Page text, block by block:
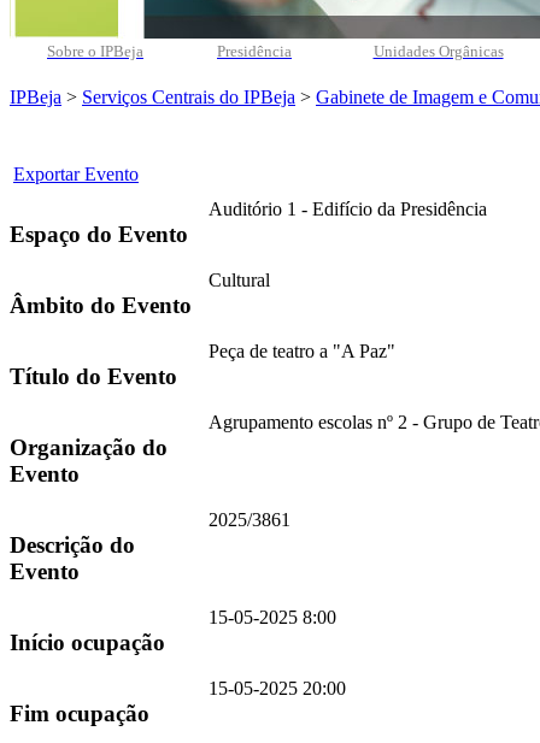
Sobre o IPBeja Presidência Unidades Orgânicas
IPBeja > Serviços Centrais do IPBeja > Gabinete de Imagem e
Exportar Evento
Espaço do Evento
Auditório 1 - Edifício da Presidência
Âmbito do Evento
Cultural
Título do Evento
Peça de teatro a "A Paz"
Organização do
Evento
Agrupamento escolas nº 2 - Grupo de
Descrição do
Evento
2025/3861
Início ocupação
15-05-2025 8:00
Fim ocupação
15-05-2025 20:00